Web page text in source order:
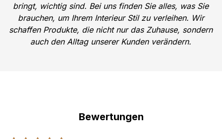
bringt, wichtig sind. Bei uns finden Sie alles, was Sie
brauchen, um Ihrem Interieur Stil zu verleihen. Wir
schaffen Produkte, die nicht nur das Zuhause, sondern
auch den Alltag unserer Kunden verändern.
Bewertungen